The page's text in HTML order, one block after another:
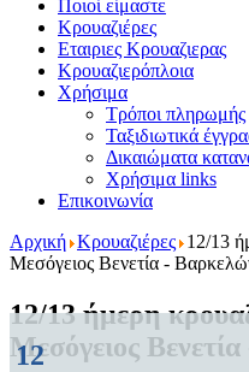
Ποιοί είμαστε
Κρουαζιέρες
Εταιριες Κρουαζιερας
Κρουαζιερόπλοια
Χρήσιμα
Τρόποι πληρωμής
Ταξιδιωτικά
Δικαιώματα
Χρήσιμα links
Επικοινωνία
Αρχική Κρουαζιέρες 12/13
Μεσόγειος Βενετία -
12/13 ήμερη
Μεσόγειος
12